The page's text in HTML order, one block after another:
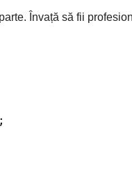
Învață să fii